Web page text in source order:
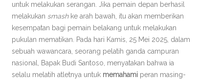
untuk melakukan serangan. Jika pemain depan berhasil
melakukan smashke arah bawah, itu akan memberikan
kesempatan bagi pemain belakang untuk melakukan
pukulan mematikan. Pada hari Kamis, 25 Mei 2025, dalam
sebuah wawancara, seorang pelatih ganda campuran
nasional, Bapak Budi Santoso, menyatakan bahwa ia
selalu melatih atletnya untuk memahami peran masing-